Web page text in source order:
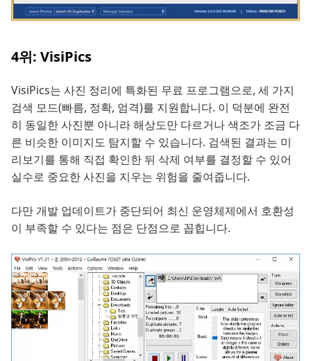
4위: VisiPics
VisiPics는 사진 정리에 특화된 무료 프로그램으로, 세 가지
검색 모드(빠름, 정확, 엄격)를 지원합니다. 이 덕분에 완전
히 동일한 사진뿐 아니라 해상도만 다르거나 색조가 조금 다
른 비슷한 이미지도 탐지할 수 있습니다. 검색된 결과는 미
리보기를 통해 직접 확인한 뒤 삭제 여부를 결정할 수 있어
실수로 중요한 사진을 지우는 위험을 줄여줍니다.
다만 개발 업데이트가 중단되어 최신 운영체제에서 호환성
이 부족할 수 있다는 점은 단점으로 꼽힙니다.